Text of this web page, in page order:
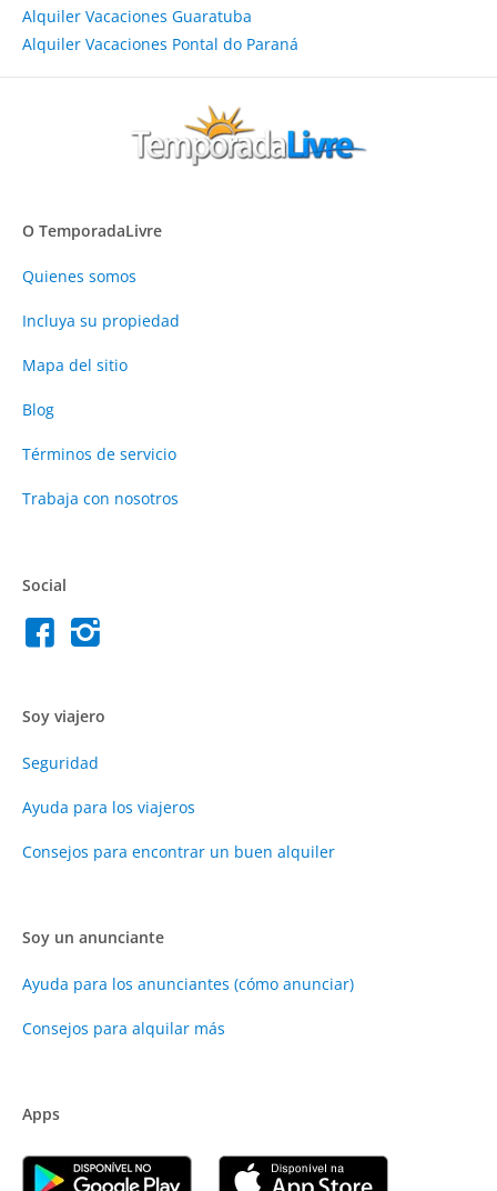
Alquiler Vacaciones Guaratuba
Alquiler Vacaciones Pontal do Paraná
O TemporadaLivre
Quienes somos
Incluya su propiedad
Mapa del sitio
Blog
Términos de servicio
Trabaja con nosotros
Social
Soy viajero
Seguridad
Ayuda para los viajeros
Consejos para encontrar un buen alquiler
Soy un anunciante
Ayuda para los anunciantes (cómo anunciar)
Consejos para alquilar más
Apps